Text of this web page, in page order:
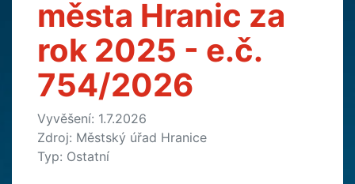
města Hranic za
rok 2025 - e.č.
754/2026
Vyvěšení: 1.7.2026
Zdroj: Městský úřad Hranice
Typ: Ostatní